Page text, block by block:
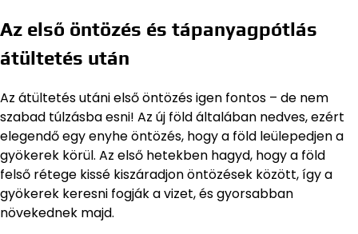
Az első öntözés és tápanyagpótlás
átültetés után
Az átültetés utáni első öntözés igen fontos – de nem
szabad túlzásba esni! Az új föld általában nedves, ezért
elegendő egy enyhe öntözés, hogy a föld leülepedjen a
gyökerek körül. Az első hetekben hagyd, hogy a föld
felső rétege kissé kiszáradjon öntözések között, így a
gyökerek keresni fogják a vizet, és gyorsabban
növekednek majd.